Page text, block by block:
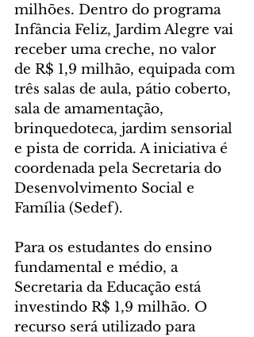
milhões. Dentro do programa
Infância Feliz, Jardim Alegre vai
receber uma creche, no valor
de R$ 1,9 milhão, equipada com
três salas de aula, pátio coberto,
sala de amamentação,
brinquedoteca, jardim sensorial
e pista de corrida. A iniciativa é
coordenada pela Secretaria do
Desenvolvimento Social e
Família (Sedef).
Para os estudantes do ensino
fundamental e médio, a
Secretaria da Educação está
investindo R$ 1,9 milhão. O
recurso será utilizado para